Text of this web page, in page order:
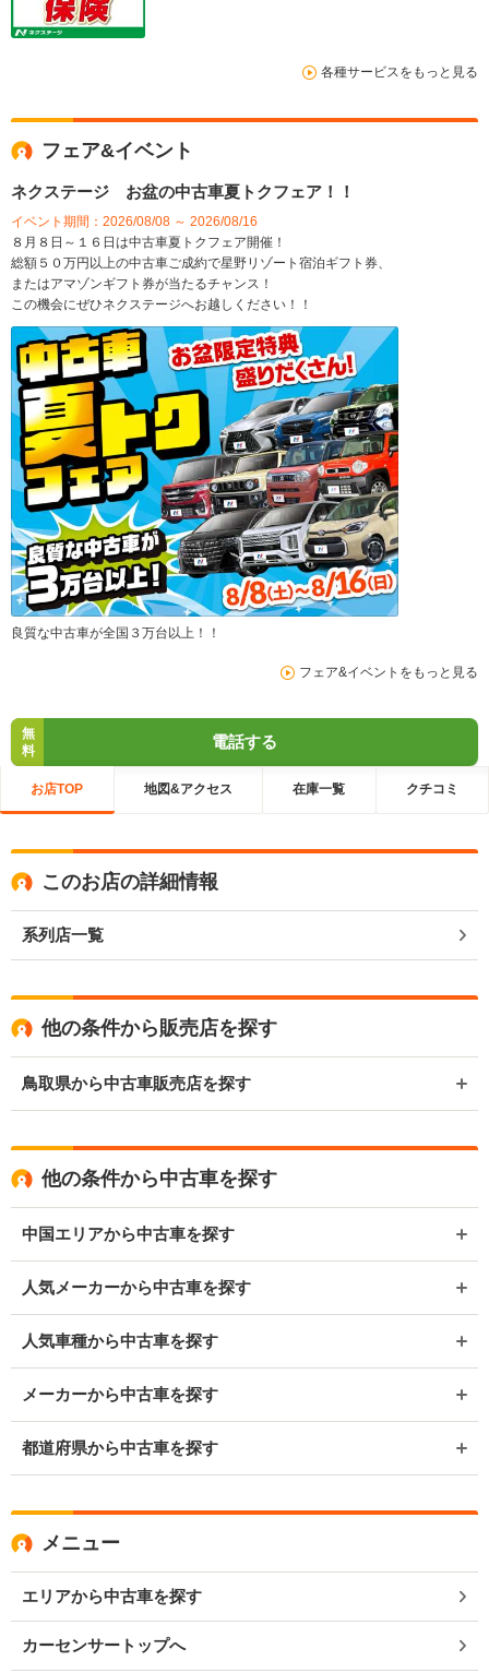
各種サービスをもっと見る
フェア&イベント
ネクステージ お盆の中古車夏トクフェア！！
イベント期間：2026/08/08 ～ 2026/08/16
８月８日～１６日は中古車夏トクフェア開催！
総額５０万円以上の中古車ご成約で星野リゾート宿泊ギフト券、
またはアマゾンギフト券が当たるチャンス！
この機会にぜひネクステージへお越しください！！
良質な中古車が全国３万台以上！！
フェア&イベントをもっと見る
無
料
電話する
お店TOP 地図&アクセス 在庫一覧 クチコミ
このお店の詳細情報
系列店一覧
他の条件から販売店を探す
鳥取県から中古車販売店を探す
他の条件から中古車を探す
中国エリアから中古車を探す
人気メーカーから中古車を探す
人気車種から中古車を探す
メーカーから中古車を探す
都道府県から中古車を探す
メニュー
エリアから中古車を探す
カーセンサートップへ